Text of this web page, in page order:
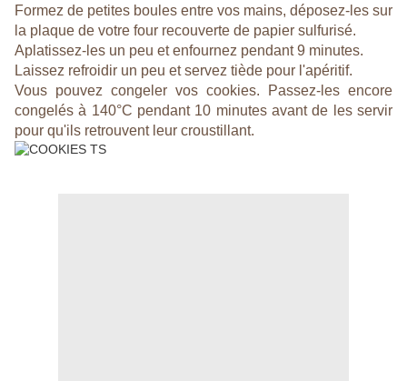
Formez de petites boules entre vos mains, déposez-les sur
la plaque de votre four recouverte de papier sulfurisé.
Aplatissez-les un peu et enfournez pendant 9 minutes.
Laissez refroidir un peu et servez tiède pour l'apéritif.
Vous pouvez congeler vos cookies. Passez-les encore
congelés à 140°C pendant 10 minutes avant de les servir
pour qu'ils retrouvent leur croustillant.